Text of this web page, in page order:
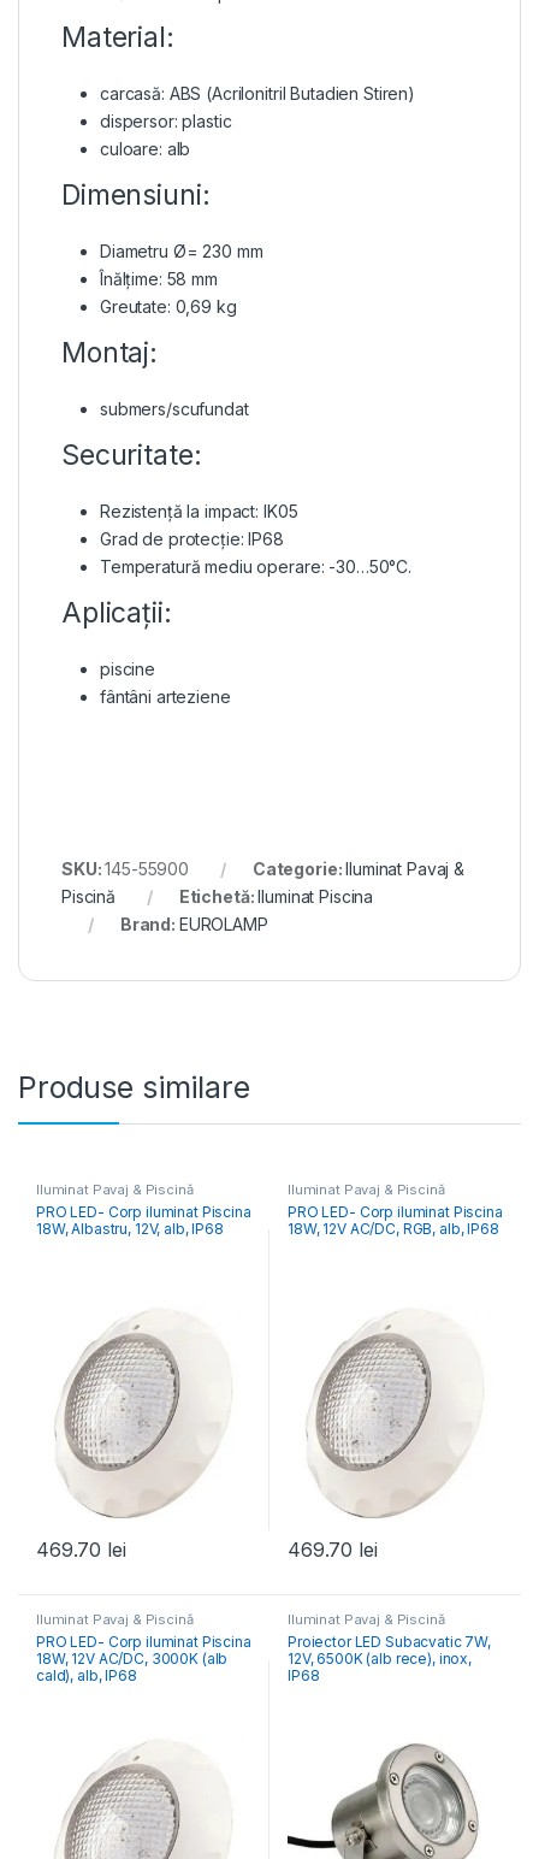
Material:
carcasă: ABS (Acrilonitril Butadien Stiren)
dispersor: plastic
culoare: alb
Dimensiuni:
Diametru Ø= 230 mm
Înălțime: 58 mm
Greutate: 0,69 kg
Montaj:
submers/scufundat
Securitate:
Rezistență la impact: IK05
Grad de protecție: IP68
Temperatură mediu operare: -30…50°C.
Aplicații:
piscine
fântâni arteziene
SKU:145-55900 Categorie:Iluminat Pavaj &
Piscină
Etichetă:Iluminat Piscina
Brand: EUROLAMP
Produse similare
Iluminat Pavaj & Piscină
PRO LED- Corp iluminat Piscina
18W, Albastru, 12V, alb, IP68
469.70 lei
Iluminat Pavaj & Piscină
PRO LED- Corp iluminat Piscina
18W, 12V AC/DC, RGB, alb, IP68
469.70 lei
Iluminat Pavaj & Piscină
PRO LED- Corp iluminat Piscina
18W, 12V AC/DC, 3000K (alb
cald), alb, IP68
Iluminat Pavaj & Piscină
Proiector LED Subacvatic 7W,
12V, 6500K (alb rece), inox,
IP68